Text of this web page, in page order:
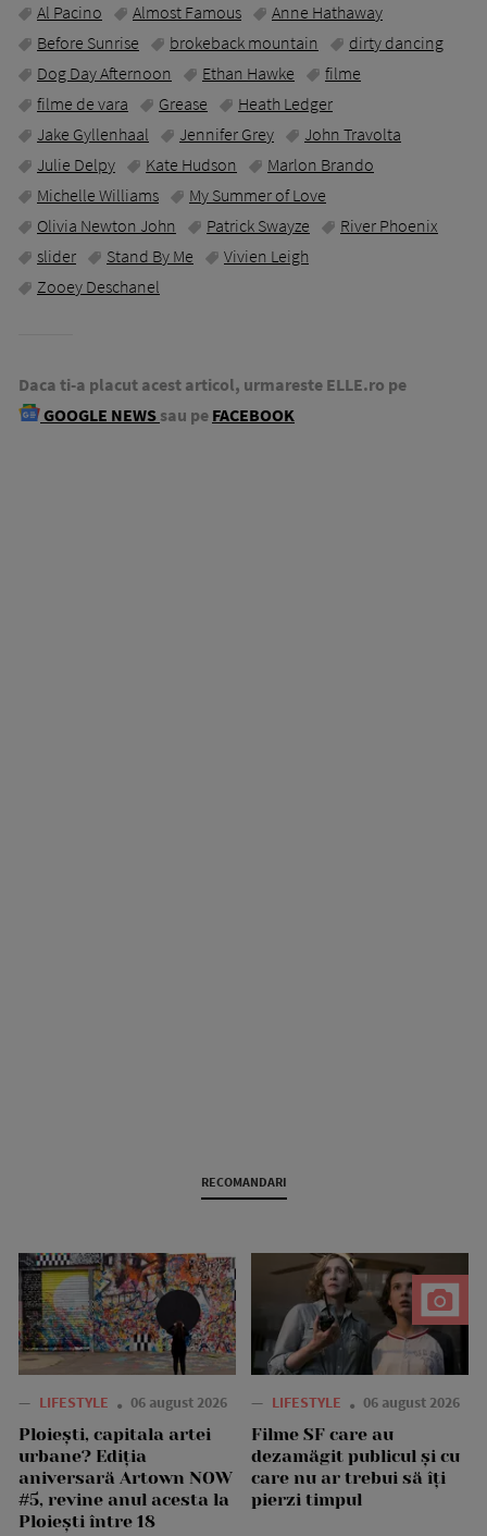
Al Pacino
Almost Famous
Anne Hathaway
Before Sunrise
brokeback mountain
dirty dancing
Dog Day Afternoon
Ethan Hawke
filme
filme de vara
Grease
Heath Ledger
Jake Gyllenhaal
Jennifer Grey
John Travolta
Julie Delpy
Kate Hudson
Marlon Brando
Michelle Williams
My Summer of Love
Olivia Newton John
Patrick Swayze
River Phoenix
slider
Stand By Me
Vivien Leigh
Zooey Deschanel
Daca ti-a placut acest articol, urmareste ELLE.ro pe
GOOGLE NEWS sau pe FACEBOOK
RECOMANDARI
— LIFESTYLE 06 august 2026
Ploiești, capitala artei
urbane? Ediția
aniversară Artown NOW
#5, revine anul acesta la
Ploiești între 18
— LIFESTYLE 06 august 2026
Filme SF care au
dezamăgit publicul și cu
care nu ar trebui să îți
pierzi timpul